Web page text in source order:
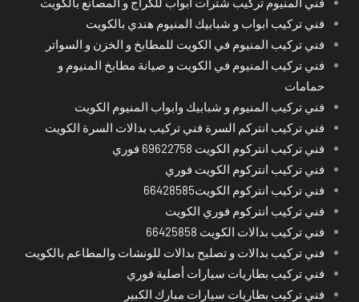
فني تركيب ابواب و شبابيك المنيوم هندي بالكويت
فني تركيب المنيوم في الكويت للمطابخ و الخزن و السواتر
فني تركيب المنيوم في الكويت و صيانة مطابخ المنيوم و
حمامات
فني تركيب المنيوم و شبابيك وابواب المنيوم الكويت
فني تركيب انتركم السرة فني تركيب بدالات السرة الكويت
فني تركيب انتركوم الكويت 69622758 فوري
فني تركيب انتركوم الكويت فوري
فني تركيب انتركوم الكويت66428585
فني تركيب انتركوم فوري الكويت
فني تركيب بدالات الكويت 66425858
فني تركيب بدالات و تصليح بدالات للونشات والمطاعم بالكويت
فني تركيب بطاريات سيارات أصلية فوري
فني تركيب بطاريات سيارات مبارك الكبير